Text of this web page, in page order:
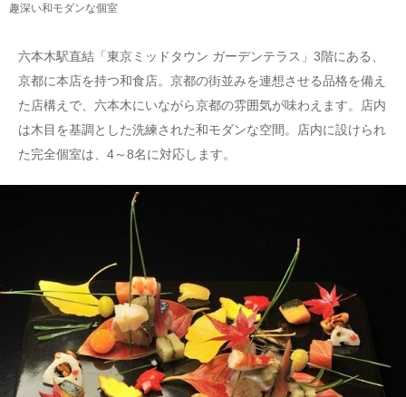
趣深い和モダンな個室
六本木駅直結「東京ミッドタウン ガーデンテラス」3階にある、
京都に本店を持つ和食店。京都の街並みを連想させる品格を備え
た店構えで、六本木にいながら京都の雰囲気が味わえます。店内
は木目を基調とした洗練された和モダンな空間。店内に設けられ
た完全個室は、4～8名に対応します。